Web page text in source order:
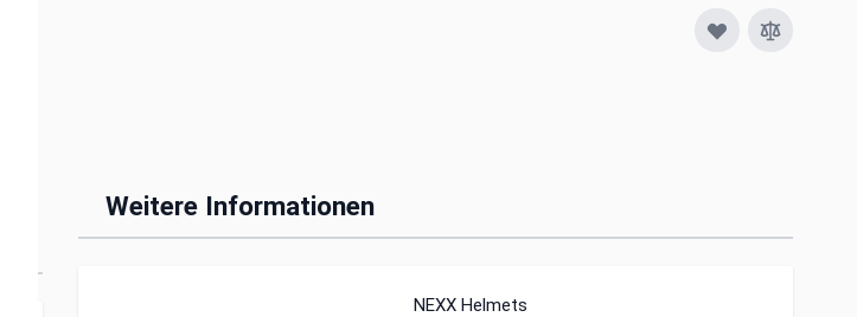
View larger imageView larger image
Weitere Informationen
NEXX Helmets